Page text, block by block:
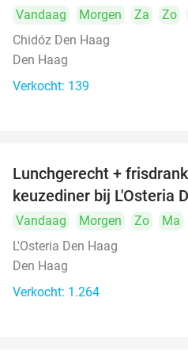
Vandaag Morgen Za Zo
Chidóz Den Haag
Den Haag
Verkocht: 139
Lunchgerecht +
keuzediner bij L'Osteria
Vandaag Morgen Zo Ma
L'Osteria Den Haag
Den Haag
Verkocht: 1.264